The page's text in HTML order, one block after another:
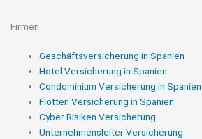
Firmen
Geschäftsversicherung in Spanien
Hotel Versicherung in Spanien
Condominium Versicherung in Spanien
Flotten Versicherung in Spanien
Cyber Risiken Versicherung
Unternehmensleiter Versicherung